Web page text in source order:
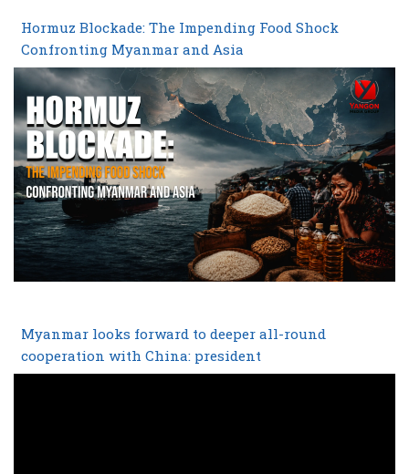
Hormuz Blockade: The Impending Food Shock
Confronting Myanmar and Asia
Myanmar looks forward to deeper all-round
cooperation with China: president